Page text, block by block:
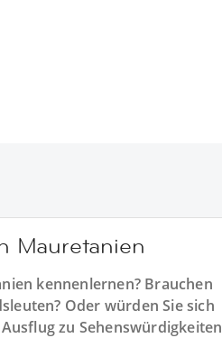
Mauretanien
kennenlernen? Brauchen
Oder würden Sie sich
zu Sehenswürdigkeiten